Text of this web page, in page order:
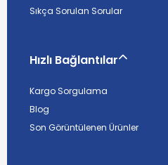
Sıkça Sorulan Sorular
Hızlı Bağlantılar
Kargo Sorgulama
Blog
Son Görüntülenen Ürünler